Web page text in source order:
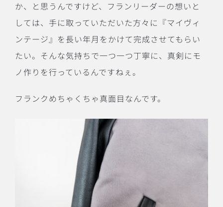
か、と思うんですけど、フランリーダーの想いと
しては、手に取っていただいた方々に『マイヴィ
ンテージ』を長い年月をかけて完成させてもらい
たい。そんな気持ちで一つ一つ丁寧に、真剣にモ
ノ作りを行っているんですねぇ。
フランクめちゃくちゃ真面目なんです。